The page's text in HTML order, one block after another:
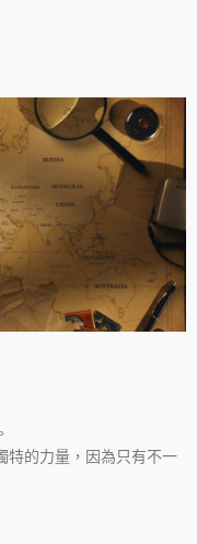
特的力量，因為只有不一